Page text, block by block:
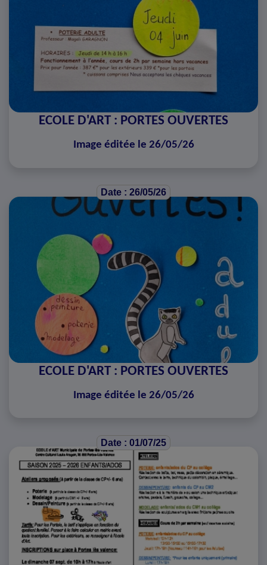
ECOLE D'ART : PORTES OUVERTES
Image éditée le 26/05/26
Date : 26/05/26
ECOLE D'ART : PORTES OUVERTES
Image éditée le 26/05/26
Date : 01/07/25